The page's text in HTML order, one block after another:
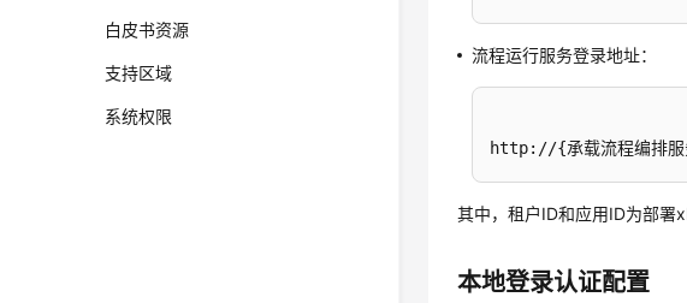
白皮书资源
支持区域
系统权限
流程运行服务登录地址：
http://{承载流程编排服
其中，租户ID和应用ID为部署
本地登录认证配置